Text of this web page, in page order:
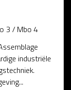
3 / Mbo 4
industriële